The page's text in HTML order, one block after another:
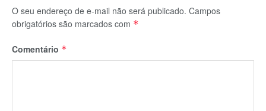
O seu endereço de e-mail não será publicado. Campos
obrigatórios são marcados com *
Comentário *